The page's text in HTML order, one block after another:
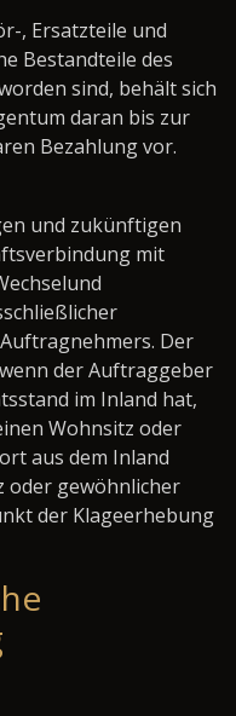
, Ersatzteile und
Bestandteile des
sind, behält sich
daran bis zur
Bezahlung vor.
und zukünftigen
mit
Der
der Auftraggeber
im Inland hat,
Wohnsitz oder
aus dem Inland
oder gewöhnlicher
der Klageerhebung